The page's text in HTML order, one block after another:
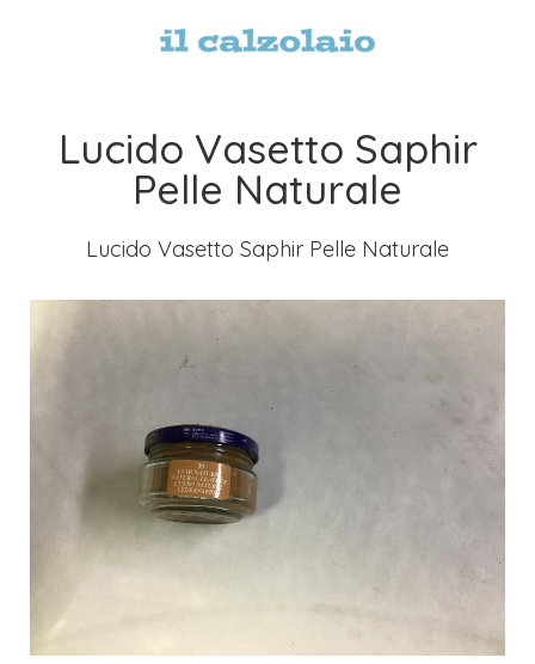
Lucido Vasetto Saphir
Pelle Naturale
Lucido Vasetto Saphir Pelle Naturale